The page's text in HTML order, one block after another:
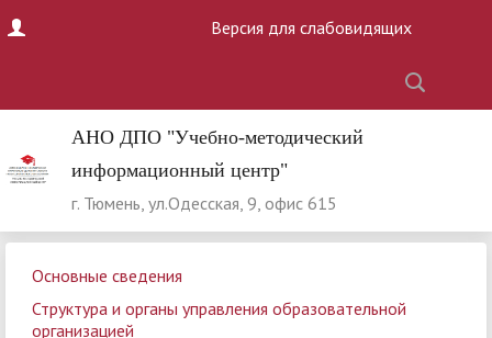
Версия для слабовидящих
АНО ДПО "Учебно-методический
информационный центр"
г. Тюмень, ул.Одесская, 9, офис 615
Основные сведения
Структура и органы управления образовательной
организацией